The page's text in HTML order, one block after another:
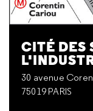
CITÉ DES
30 avenue
75019 PARIS